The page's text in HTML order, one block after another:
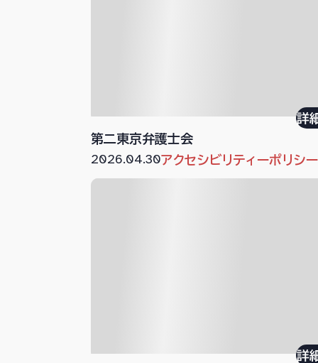
第二東京弁護士会
詳
2026.04.30アクセシビリティーポリシー
詳